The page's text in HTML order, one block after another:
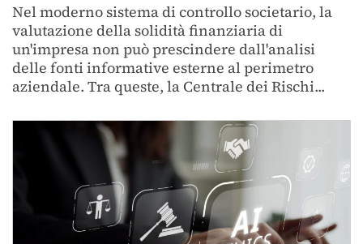
Nel moderno sistema di controllo societario, la
valutazione della solidità finanziaria di
un'impresa non può prescindere dall'analisi
delle fonti informative esterne al perimetro
aziendale. Tra queste, la Centrale dei Rischi...